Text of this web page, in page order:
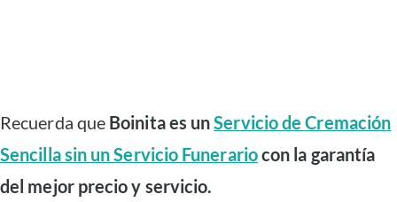
Recuerda que Boinita es unServicio de Cremación
Sencilla sin un Servicio Funerariocon la garantía
del mejor precio y servicio.